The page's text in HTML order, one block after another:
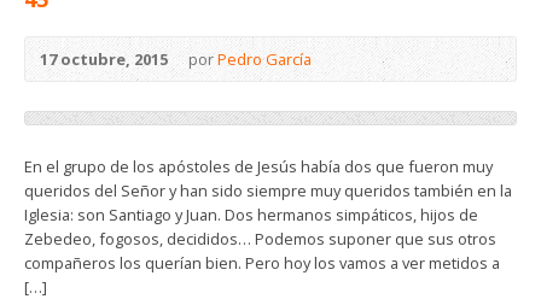
17 octubre, 2015 porPedro García
En el grupo de los apóstoles de Jesús había dos que fueron muy
queridos del Señor y han sido siempre muy queridos también en la
Iglesia: son Santiago y Juan. Dos hermanos simpáticos, hijos de
Zebedeo, fogosos, decididos… Podemos suponer que sus otros
compañeros los querían bien. Pero hoy los vamos a ver metidos a
[…]